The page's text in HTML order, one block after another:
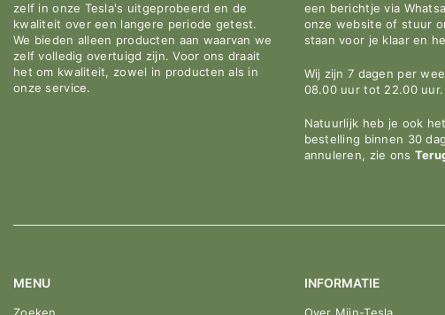
zelf in onze Tesla's uitgeprobeerd en de
kwaliteit over een langere periode getest.
We bieden alleen producten aan waarvan we
zelf volledig overtuigd zijn. Voor ons draait
het om kwaliteit, zowel in producten als in
onze service.
een berichtje via
onze website of stuur
staan voor je klaar en
Wij zijn 7 dagen per
08.00 uur tot 22.00 uur.
Natuurlijk heb je ook
bestelling binnen 30
annuleren, zie ons
MENU INFORMATIE